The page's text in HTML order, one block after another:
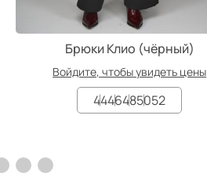
Брюки Клио (чёрный)
Войдите, чтобы увидеть цены
4446485052